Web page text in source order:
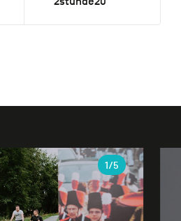
1/5